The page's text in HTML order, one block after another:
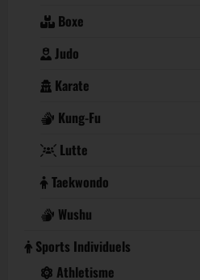
Boxe
Judo
Karate
Kung-Fu
Lutte
Taekwondo
Wushu
Sports Individuels
Athletisme